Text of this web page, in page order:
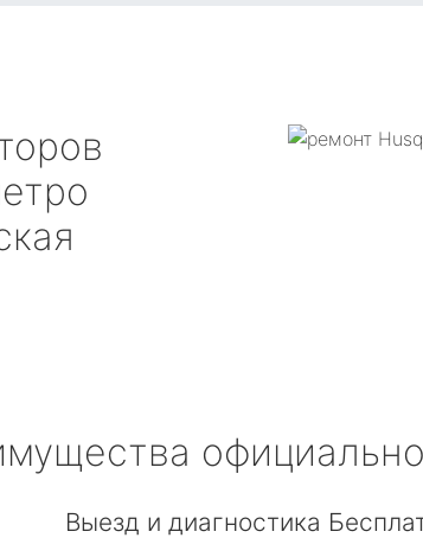
Выезд и диагностика